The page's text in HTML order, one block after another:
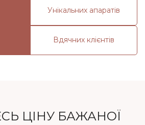
Унікальних апаратів
Вдячних клієнтів
ЦІНУ БАЖАНОЇ